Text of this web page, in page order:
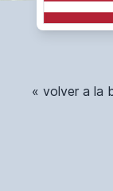
« volver a la